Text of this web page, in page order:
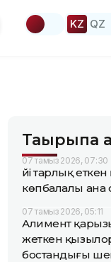
KZ QZ
Тақырыпқа
07 тамыз 2026, 07:30
Үйі тарлық
көпбалалы ана
07 тамыз 2026, 05:11
Алимент
жеткен
бостандығы